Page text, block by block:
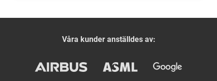
Våra kunder anställdes av: